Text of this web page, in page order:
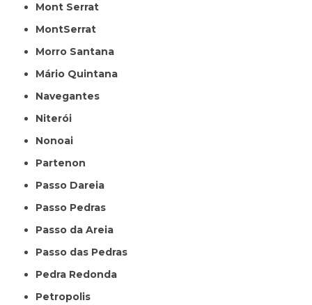
Mont Serrat
MontSerrat
Morro Santana
Mário Quintana
Navegantes
Niterói
Nonoai
Partenon
Passo Dareia
Passo Pedras
Passo da Areia
Passo das Pedras
Pedra Redonda
Petropolis